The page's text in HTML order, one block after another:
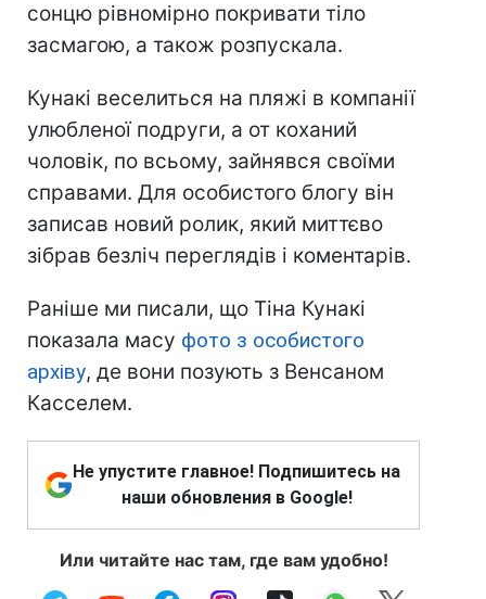
сонцю рівномірно покривати тіло
засмагою, а також розпускала.
Кунакі веселиться на пляжі в компанії
улюбленої подруги, а от коханий
чоловік, по всьому, зайнявся своїми
справами. Для особистого блогу він
записав новий ролик, який миттєво
зібрав безліч переглядів і коментарів.
Раніше ми писали, що Тіна Кунакі
показала масу фото з особистого
архіву, де вони позують з Венсаном
Касселем.
Не упустите главное! Подпишитесь на
наши обновления в Google!
Или читайте нас там, где вам удобно!